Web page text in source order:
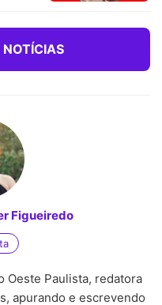
Figueiredo
Oeste Paulista, redatora
apurando e escrevendo